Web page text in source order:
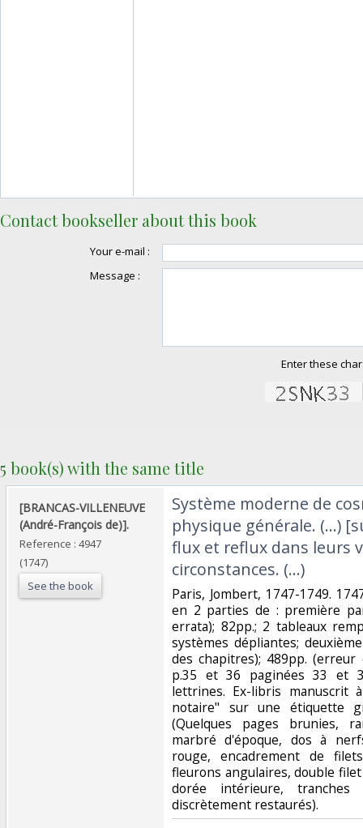
Contact bookseller about this book
Your e-mail :
Message :
Enter these
5 book(s) with the same title
‎[BRANCAS-VILLENEUVE
(André-François de)].‎
Reference : 4947
(1747)
See the book
‎Système moderne de
physique générale. (...)
flux et reflux dans leurs
circonstances. (...)‎
‎Paris, Jombert, 1747-1749.
en 2 parties de : première
errata); 82pp.; 2 tableaux
systèmes dépliantes;
des chapitres); 489pp.
p.35 et 36 paginées 33 et
lettrines. Ex-libris manuscrit
notaire" sur une étiquette
(Quelques pages brunies,
marbré d'époque, dos à
rouge, encadrement de
fleurons angulaires, double
dorée intérieure,
discrètement restaurés).‎